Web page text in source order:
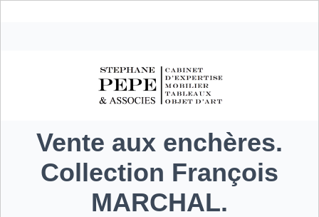
Vente aux enchères.
Collection François
MARCHAL.